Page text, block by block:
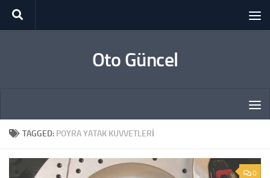
Skip to content
Oto Güncel
TAGGED: POYRA YATAK KUVVETLERI
0